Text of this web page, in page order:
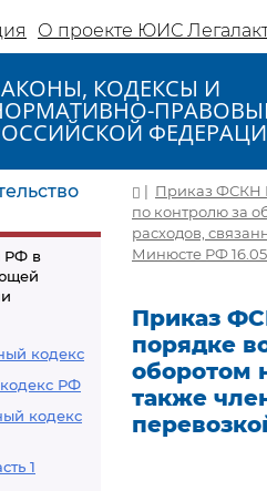
О проекте ЮИС
КОДЕКСЫ И
РФ в
кодекс
РФ
кодекс
1
| Приказ ФСКН
по контролю за
расходов,
Минюсте РФ
Приказ
порядке
оборотом
также